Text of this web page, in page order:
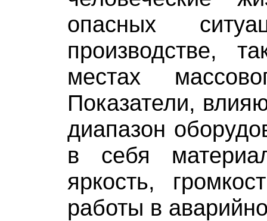
опасных
производстве,
местах
Показатели,
диапазон
в себя
яркость,
работы в